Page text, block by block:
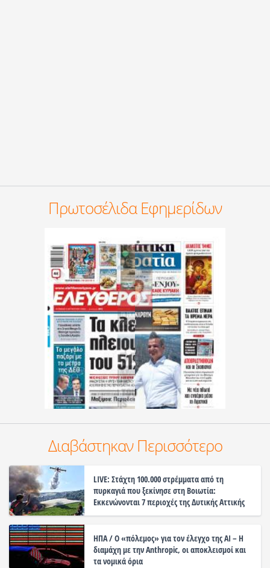
Πρωτοσέλιδα Εφημερίδων
Διαβάστηκαν Περισσότερο
LIVE: Στάχτη 100.000 στρέμματα από τη
πυρκαγιά που ξεκίνησε στη Βοιωτία:
Εκκενώνονται 7 περιοχές της Δυτικής Αττικής
ΗΠΑ / Ο «πόλεμος» για τον έλεγχο της ΑΙ – Η
διαμάχη με την Anthropic, οι αποκλεισμοί και
τα νομικά όρια